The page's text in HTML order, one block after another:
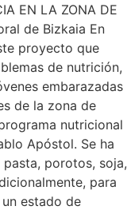
EN LA ZONA DE
de Bizkaia En
proyecto que
de nutrición,
embarazadas
de la zona de
nutricional
Apóstol. Se ha
porotos, soja,
para
estado de